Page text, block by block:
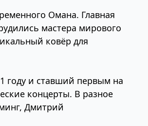
Омана. Главная
мастера мирового
ковёр для
году и ставший первым на
концерты. В разное
Дмитрий